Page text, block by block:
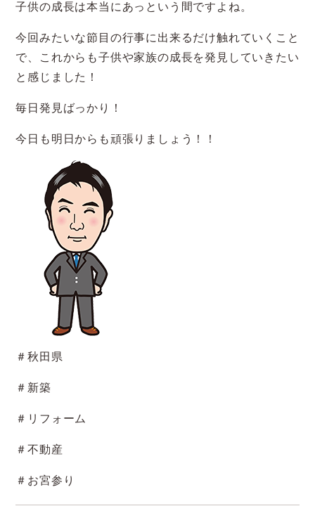
子供の成長は本当にあっという間ですよね。
今回みたいな節目の行事に出来るだけ触れていくこと
で、これからも子供や家族の成長を発見していきたい
と感じました！
毎日発見ばっかり！
今日も明日からも頑張りましょう！！
＃秋田県
＃新築
＃リフォーム
＃不動産
＃お宮参り